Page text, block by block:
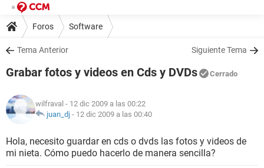
Foros Software
Tema Anterior Siguiente Tema
Grabar fotos y videos en Cds y DVDs Cerrado
wilfraval - 12 dic 2009 a las 00:22
juan_dj - 12 dic 2009 a las 00:40
Hola, necesito guardar en cds o dvds las fotos y videos de
mi nieta. Cómo puedo hacerlo de manera sencilla?